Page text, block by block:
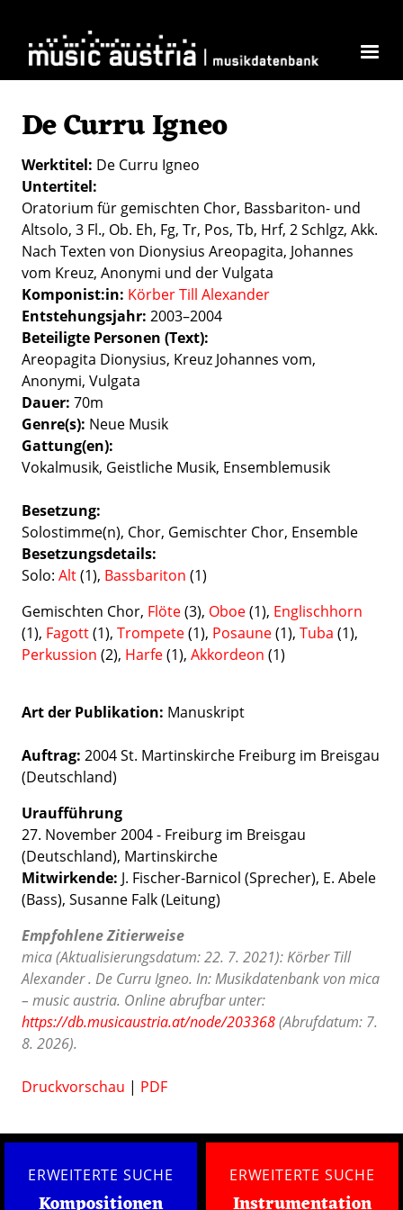
De Curru Igneo
Werktitel De Curru Igneo
Untertitel
Oratorium für gemischten Chor, Bassbariton- und
Altsolo, 3 Fl., Ob. Eh, Fg, Tr, Pos, Tb, Hrf, 2 Schlgz, Akk.
Nach Texten von Dionysius Areopagita, Johannes
vom Kreuz, Anonymi und der Vulgata
Komponist:in Körber Till Alexander
Entstehungsjahr 2003–2004
Beteiligte Personen (Text)
Areopagita Dionysius, Kreuz Johannes vom,
Anonymi, Vulgata
Dauer 70m
Genre(s) Neue Musik
Gattung(en)
Vokalmusik Geistliche Musik Ensemblemusik
Besetzung
Solostimme(n) Chor Gemischter Chor Ensemble
Besetzungsdetails
Solo: Alt(1), Bassbariton (1)
Gemischten Chor, Flöte(3), Oboe(1), Englischhorn
(1), Fagott(1), Trompete(1), Posaune(1), Tuba (1),
Perkussion (2), Harfe(1), Akkordeon (1)
Art der Publikation Manuskript
Auftrag: 2004 St. Martinskirche Freiburg im Breisgau
(Deutschland)
Uraufführung
27. November 2004 - Freiburg im Breisgau
(Deutschland), Martinskirche
Mitwirkende: J. Fischer-Barnicol (Sprecher), E. Abele
(Bass), Susanne Falk (Leitung)
Empfohlene Zitierweise
mica (Aktualisierungsdatum: 22. 7. 2021): Körber Till
Alexander . De Curru Igneo. In: Musikdatenbank von mica
– music austria. Online abrufbar unter:
https://db.musicaustria.at/node/203368(Abrufdatum: 7.
8. 2026).
Druckvorschau | PDF
ERWEITERTE SUCHE ERWEITERTE SUCHE